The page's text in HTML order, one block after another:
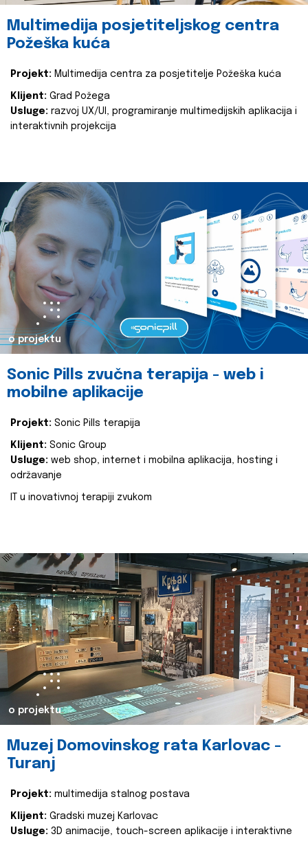
Multimedija posjetiteljskog centra
Požeška kuća
Projekt: Multimedija centra za posjetitelje Požeška kuća
Klijent: Grad Požega
Usluge: razvoj UX/UI, programiranje multimedijskih aplikacija i
interaktivnih projekcija
o projektu
Sonic Pills zvučna terapija - web i
mobilne aplikacije
Projekt: Sonic Pills terapija
Klijent: Sonic Group
Usluge: web shop, internet i mobilna aplikacija, hosting i
održavanje
IT u inovativnoj terapiji zvukom
o projektu
Muzej Domovinskog rata Karlovac -
Turanj
Projekt: multimedija stalnog postava
Klijent: Gradski muzej Karlovac
Usluge: 3D animacije, touch-screen aplikacije i interaktivne